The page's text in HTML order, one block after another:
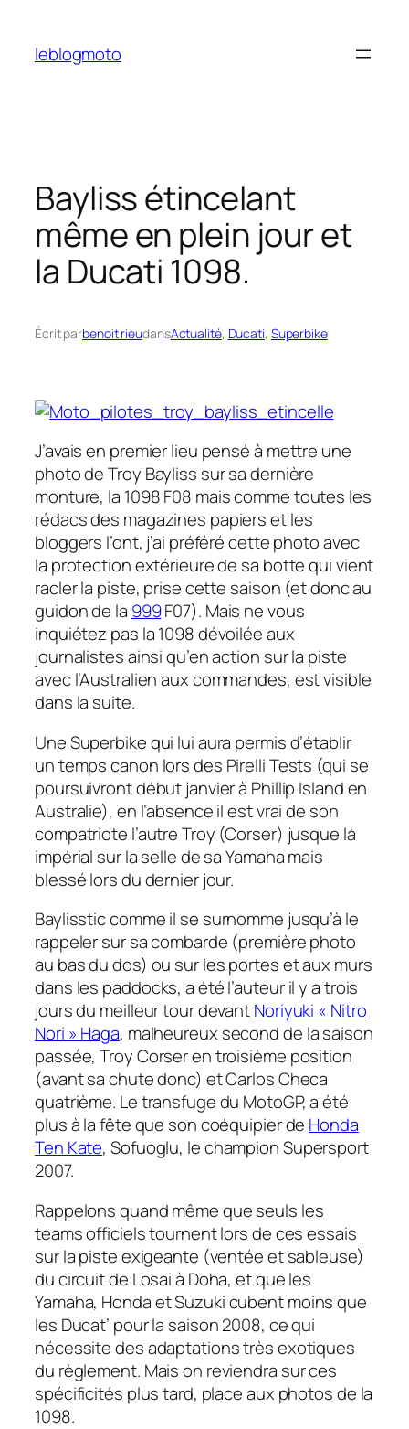
contenu
leblogmoto
Bayliss étincelant
même en plein jour et
la Ducati 1098.
Écrit parbenoit rieudansActualité, Ducati, Superbike
J’avais en premier lieu pensé à mettre une
photo de Troy Bayliss sur sa dernière
monture, la 1098 F08 mais comme toutes les
rédacs des magazines papiers et les
bloggers l’ont, j’ai préféré cette photo avec
la protection extérieure de sa botte qui vient
racler la piste, prise cette saison (et donc au
guidon de la 999F07). Mais ne vous
inquiétez pas la 1098 dévoilée aux
journalistes ainsi qu’en action sur la piste
avec l’Australien aux commandes, est visible
dans la suite.
Une Superbike qui lui aura permis d’établir
un temps canon lors des Pirelli Tests (qui se
poursuivront début janvier à Phillip Island en
Australie), en l’absence il est vrai de son
compatriote l’autre Troy (Corser) jusque là
impérial sur la selle de sa Yamaha mais
blessé lors du dernier jour.
Baylissticcomme il se surnomme jusqu’à le
rappeler sur sa combarde (première photo
au bas du dos) ou sur les portes et aux murs
dans les paddocks, a été l’auteur il y a trois
jours du meilleur tour devantNoriyuki « Nitro
Nori » Haga, malheureux second de la saison
passée, Troy Corser en troisième position
(avant sa chute donc) et Carlos Checa
quatrième. Le transfuge du MotoGP, a été
plus à la fête que son coéquipier de Honda
Ten Kate, Sofuoglu, le champion Supersport
2007.
Rappelons quand même que seuls les
teams officiels tournent lors de ces essais
sur la piste exigeante (ventée et sableuse)
du circuit de Losai à Doha, et que les
Yamaha, Honda et Suzuki cubent moins que
les Ducat’ pour la saison 2008, ce qui
nécessite des adaptations très exotiques
du règlement. Mais on reviendra sur ces
spécificités plus tard, place aux photos de la
1098.